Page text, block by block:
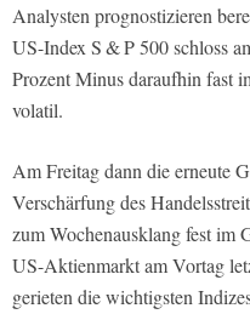
Analysten prognostizieren
US-Index S & P 500 schloss
Prozent Minus daraufhin fast
volatil.
Am Freitag dann die erneute
Verschärfung des
zum Wochenausklang fest im
US-Aktienmarkt am Vortag
gerieten die wichtigsten